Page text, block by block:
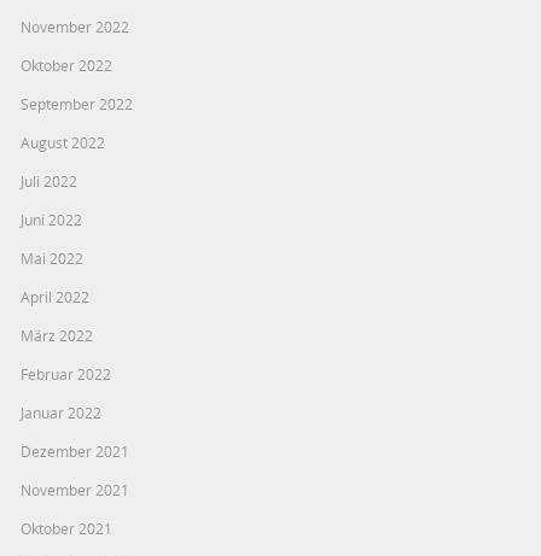
November 2022
Oktober 2022
September 2022
August 2022
Juli 2022
Juni 2022
Mai 2022
April 2022
März 2022
Februar 2022
Januar 2022
Dezember 2021
November 2021
Oktober 2021